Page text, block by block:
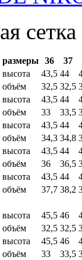
размеры 36 37
высота 43,5 44
объём
32,5 32,5
высота 43,5 44
объём
33 33,5
высота 43,5 44
объём
34,3 34,8
высота 43,5 44
объём
36 36,5
высота 43,5 44
объём
37,7 38,2
высота 45,5 46
объём
32,5 32,5
высота 45,5 46
объём
33 33,5